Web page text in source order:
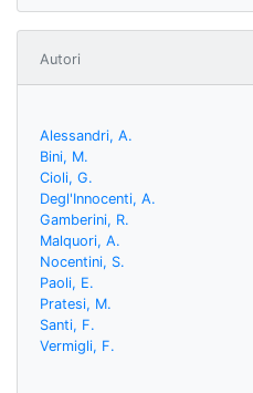
Autori
Alessandri, A.
Bini, M.
Cioli, G.
Degl'Innocenti, A.
Gamberini, R.
Malquori, A.
Nocentini, S.
Paoli, E.
Pratesi, M.
Santi, F.
Vermigli, F.